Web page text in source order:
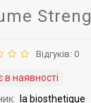
Відгуків: 0
в наявності
la biosthetique